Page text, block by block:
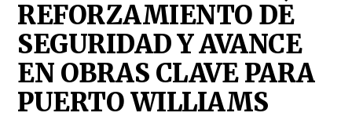
REFORZAMIENTO DE
SEGURIDAD Y AVANCE
EN OBRAS CLAVE PARA
PUERTO WILLIAMS